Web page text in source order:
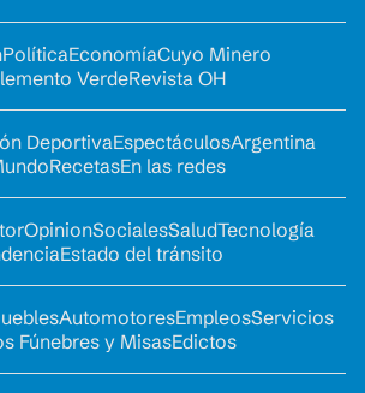
PolíticaEconomíaCuyo Minero
VerdeRevista OH
DeportivaEspectáculosArgentina
RecetasEn las redes
OpinionSocialesSaludTecnología
Estado del tránsito
AutomotoresEmpleosServicios
Fúnebres y MisasEdictos